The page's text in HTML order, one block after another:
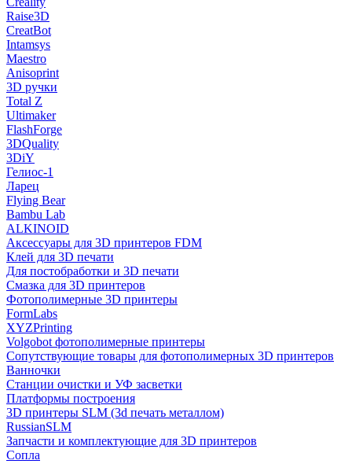
Raise3D
CreatBot
Intamsys
Maestro
Anisoprint
3D ручки
Total Z
Ultimaker
FlashForge
3DQuality
3DiY
Гелиос-1
Ларец
Flying Bear
Bambu Lab
ALKINOID
Аксессуары для 3D принтеров FDM
Клей для 3D печати
Для постобработки и 3D печати
Смазка для 3D принтеров
Фотополимерные 3D принтеры
FormLabs
XYZPrinting
Volgobot фотополимерные принтеры
Сопутствующие товары для фотополимерных 3D принтеров
Ванночки
Станции очистки и УФ засветки
Платформы построения
3D принтеры SLM (3d печать металлом)
RussianSLM
Запчасти и комплектующие для 3D принтеров
Сопла